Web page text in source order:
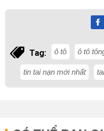
Tag: ô tô ô tô
tin tai nạn mới nhất